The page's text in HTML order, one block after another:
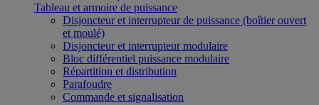
Tableau et armoire de puissance
Disjoncteur et interrupteur de puissance (boîtier ouvert
et moulé)
Disjoncteur et interrupteur modulaire
Bloc différentiel puissance modulaire
Répartition et distribution
Parafoudre
Commande et signalisation